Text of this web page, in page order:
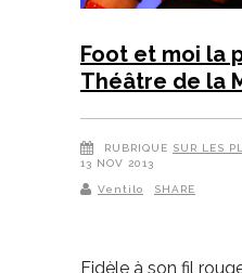
Foot et moi la
Théâtre de la
RUBRIQUE SUR LES
13 NOV 2013
Ventilo SHARE
Fidèle à son fil